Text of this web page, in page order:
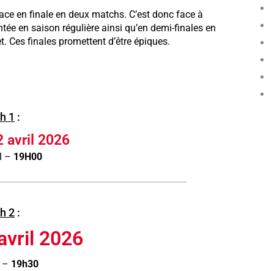
en finale en deux matchs. C’est donc face à
en saison régulière ainsi qu’en demi-finales en
finales promettent d’être épiques.
1 :
avril 2026
– 19H00
2 :
2026
– 19h30